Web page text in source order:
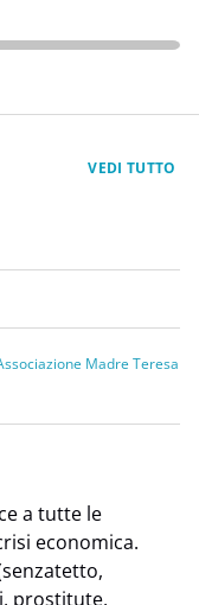
VEDI TUTTO
Madre Teresa
a tutte le
economica.
prostitute,